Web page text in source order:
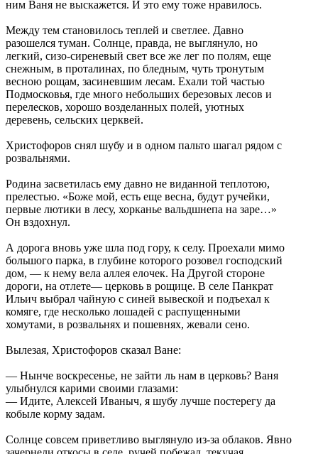
ним Ваня не выскажется. И это ему тоже нравилось.
Между тем становилось теплей и светлее. Давно
разошелся туман. Солнце, правда, не выглянуло, но
легкий, сизо-сиреневый свет все же лег по полям, еще
снежным, в проталинах, по бледным, чуть тронутым
весною рощам, засиневшим лесам. Ехали той частью
Подмосковья, где много небольших березовых лесов и
перелесков, хорошо возделанных полей, уютных
деревень, сельских церквей.
Христофоров снял шубу и в одном пальто шагал рядом с
розвальнями.
Родина засветилась ему давно не виданной теплотою,
прелестью. «Боже мой, есть еще весна, будут ручейки,
первые лютики в лесу, хорканье вальдшнепа на заре…»
Он вздохнул.
А дорога вновь уже шла под гору, к селу. Проехали мимо
большого парка, в глубине которого розовел господский
дом, — к нему вела аллея елочек. На Другой стороне
дороги, на отлете— церковь в рощице. В селе Панкрат
Ильич выбрал чайную с синей вывеской и подъехал к
комяге, где несколько лошадей с распущенными
хомутами, в розвальнях и пошевнях, жевали сено.
Вылезая, Христофоров сказал Ване:
— Нынче воскресенье, не зайти ль нам в церковь? Ваня
улыбнулся карими своими глазами:
— Идите, Алексей Иваныч, я шубу лучше постерегу да
кобыле корму задам.
Солнце совсем приветливо выглянуло из-за облаков. Явно